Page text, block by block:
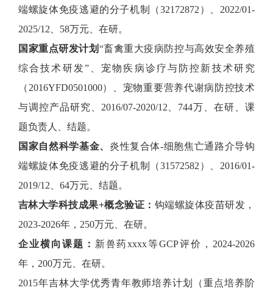
端螺旋体免疫逃避的分子机制（32172872）、2022/01-
2025/12、58万元、在研。
国家重点研发计划 “畜禽重大疫病防控与高效安全养殖
综合技术研发”、宠物疾病诊疗与防控新技术研究
（2016YFD0501000）、宠物重要营养代谢病防控技术
与调控产品研究、2016/07-2020/12、744万、在研、课
题负责人、结题。
国家自然科学基金、 炎性复合体-细胞焦亡通路介导钩
端螺旋体免疫逃避的分子机制（31572582）、2016/01-
2019/12、64万元、结题。
吉林大学科技成果+概念验证： 钩端螺旋体疫苗研发，
2023-2026年，250万元、在研。
企业横向课题： 新兽药xxxx等GCP评价，2024-2026
年，200万元、在研。
2015年吉林大学优秀青年教师培养计划（重点培养阶